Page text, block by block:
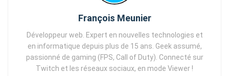
François Meunier
Développeur web. Expert en nouvelles technologies et
en informatique depuis plus de 15 ans. Geek assumé,
passionné de gaming (FPS, Call of Duty). Connecté sur
Twitch et les réseaux sociaux, en mode Viewer !